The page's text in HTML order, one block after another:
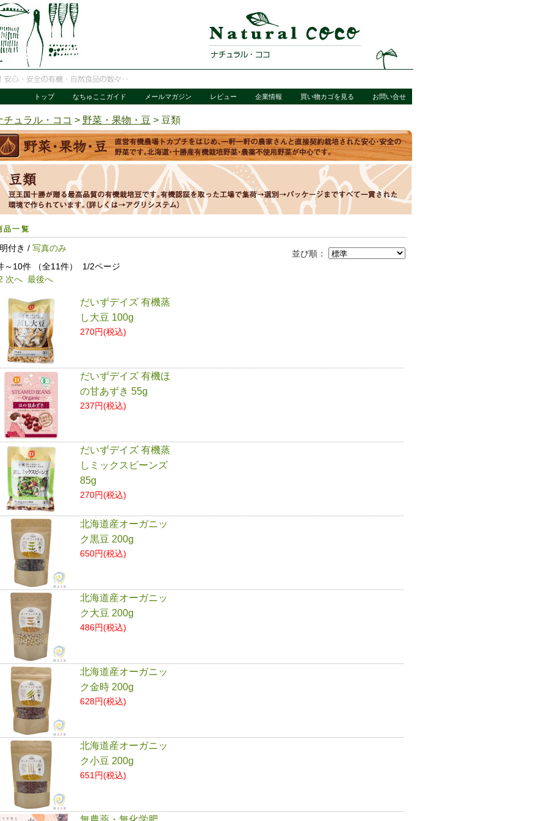
トップ なちゅここガイド メールマガジン レビュー 企業情報 買い物カゴを見る お問い合せ
チュラル・ココ > 野菜・果物・豆 > 豆類
品一覧
並び順：
付き / 写真のみ
～10件 （全11件） 1/2ページ
次へ 最後へ
だいずデイズ 有機蒸
し大豆 100g
270円(税込)
だいずデイズ 有機ほ
の甘あずき 55g
237円(税込)
だいずデイズ 有機蒸
しミックスビーンズ
85g
270円(税込)
北海道産オーガニッ
ク黒豆 200g
650円(税込)
北海道産オーガニッ
ク大豆 200g
486円(税込)
北海道産オーガニッ
ク金時 200g
628円(税込)
北海道産オーガニッ
ク小豆 200g
651円(税込)